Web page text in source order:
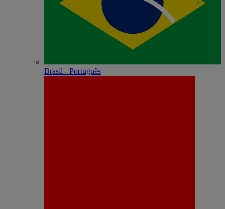
Brasil - Português